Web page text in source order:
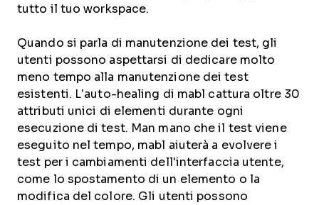
tutto il tuo workspace.
Quando si parla di manutenzione dei test, gli
utenti possono aspettarsi di dedicare molto
meno tempo alla manutenzione dei test
esistenti. L’auto-healing di mabl cattura oltre 30
attributi unici di elementi durante ogni
esecuzione di test. Man mano che il test viene
eseguito nel tempo, mabl aiuterà a evolvere i
test per i cambiamenti dell'interfaccia utente,
come lo spostamento di un elemento o la
modifica del colore. Gli utenti possono